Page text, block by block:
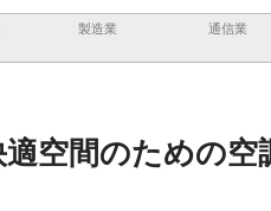
製造業 通信業
空間のための空